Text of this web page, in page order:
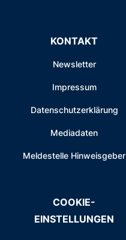
KONTAKT
Newsletter
Impressum
Datenschutzerklärung
Mediadaten
Meldestelle Hinweisgeber
COOKIE-
EINSTELLUNGEN